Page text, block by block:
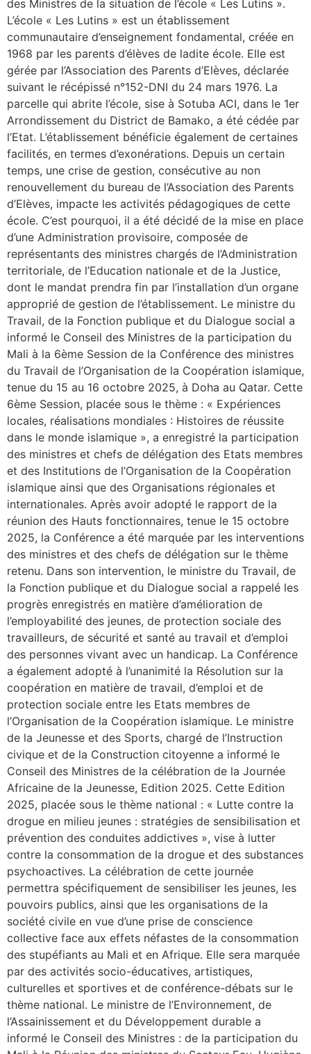
des Ministres de la situation de l’école « Les Lutins ».
L’école « Les Lutins » est un établissement
communautaire d’enseignement fondamental, créée en
1968 par les parents d’élèves de ladite école. Elle est
gérée par l’Association des Parents d’Elèves, déclarée
suivant le récépissé n°152-DNI du 24 mars 1976. La
parcelle qui abrite l’école, sise à Sotuba ACI, dans le 1er
Arrondissement du District de Bamako, a été cédée par
l’Etat. L’établissement bénéficie également de certaines
facilités, en termes d’exonérations. Depuis un certain
temps, une crise de gestion, consécutive au non
renouvellement du bureau de l’Association des Parents
d’Elèves, impacte les activités pédagogiques de cette
école. C’est pourquoi, il a été décidé de la mise en place
d’une Administration provisoire, composée de
représentants des ministres chargés de l’Administration
territoriale, de l’Education nationale et de la Justice,
dont le mandat prendra fin par l’installation d’un organe
approprié de gestion de l’établissement. Le ministre du
Travail, de la Fonction publique et du Dialogue social a
informé le Conseil des Ministres de la participation du
Mali à la 6ème Session de la Conférence des ministres
du Travail de l’Organisation de la Coopération islamique,
tenue du 15 au 16 octobre 2025, à Doha au Qatar. Cette
6ème Session, placée sous le thème : « Expériences
locales, réalisations mondiales : Histoires de réussite
dans le monde islamique », a enregistré la participation
des ministres et chefs de délégation des Etats membres
et des Institutions de l’Organisation de la Coopération
islamique ainsi que des Organisations régionales et
internationales. Après avoir adopté le rapport de la
réunion des Hauts fonctionnaires, tenue le 15 octobre
2025, la Conférence a été marquée par les interventions
des ministres et des chefs de délégation sur le thème
retenu. Dans son intervention, le ministre du Travail, de
la Fonction publique et du Dialogue social a rappelé les
progrès enregistrés en matière d’amélioration de
l’employabilité des jeunes, de protection sociale des
travailleurs, de sécurité et santé au travail et d’emploi
des personnes vivant avec un handicap. La Conférence
a également adopté à l’unanimité la Résolution sur la
coopération en matière de travail, d’emploi et de
protection sociale entre les Etats membres de
l’Organisation de la Coopération islamique. Le ministre
de la Jeunesse et des Sports, chargé de l’Instruction
civique et de la Construction citoyenne a informé le
Conseil des Ministres de la célébration de la Journée
Africaine de la Jeunesse, Edition 2025. Cette Edition
2025, placée sous le thème national : « Lutte contre la
drogue en milieu jeunes : stratégies de sensibilisation et
prévention des conduites addictives », vise à lutter
contre la consommation de la drogue et des substances
psychoactives. La célébration de cette journée
permettra spécifiquement de sensibiliser les jeunes, les
pouvoirs publics, ainsi que les organisations de la
société civile en vue d’une prise de conscience
collective face aux effets néfastes de la consommation
des stupéfiants au Mali et en Afrique. Elle sera marquée
par des activités socio-éducatives, artistiques,
culturelles et sportives et de conférence-débats sur le
thème national. Le ministre de l’Environnement, de
l’Assainissement et du Développement durable a
informé le Conseil des Ministres : de la participation du